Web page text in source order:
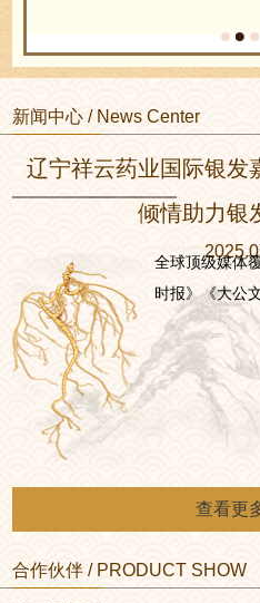
仁、桂圆肉、绍酒、冰糖等…
新闻中心 / News Center
辽宁祥云药业国际银发
倾情助力银
全球顶级媒体
时报》《大公
查看更
合作伙伴 / PRODUCT SHOW